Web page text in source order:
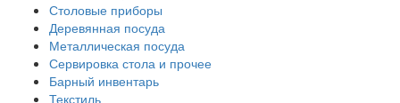
Столовые приборы
Деревянная посуда
Металлическая посуда
Сервировка стола и прочее
Барный инвентарь
Текстиль